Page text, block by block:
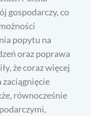
gospodarczy, co
popytu na
oraz poprawa
że coraz więcej
zaciągnięcie
równocześnie